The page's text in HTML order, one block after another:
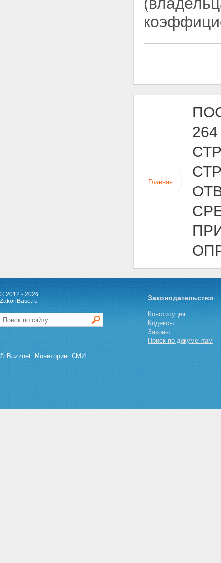
Главная
© 2012 - 2026
ZakonBase.ru
© Buzznet: Мониторинг СМИ
Законодательство
Конституция
Кодексы
Законы
Поиск по документам